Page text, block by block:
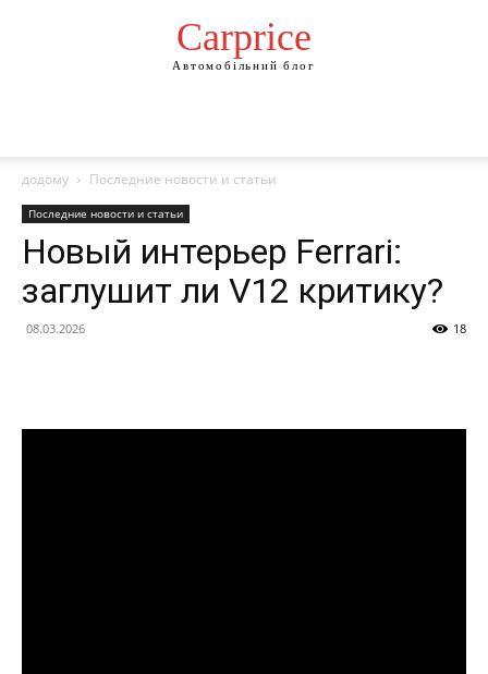
Сarprice
Автомобільний блог
додому Последние новости и статьи
Последние новости и статьи
Новый интерьер Ferrari:
заглушит ли V12 критику?
08.03.2026 18